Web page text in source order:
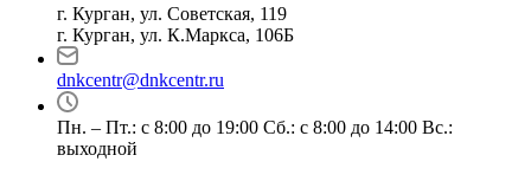
г. Курган, ул. Советская, 119
г. Курган, ул. К.Маркса, 106Б
dnkcentr@dnkcentr.ru
Пн. – Пт.: с 8:00 до 19:00 Сб.: с 8:00 до 14:00 Вс.:
выходной